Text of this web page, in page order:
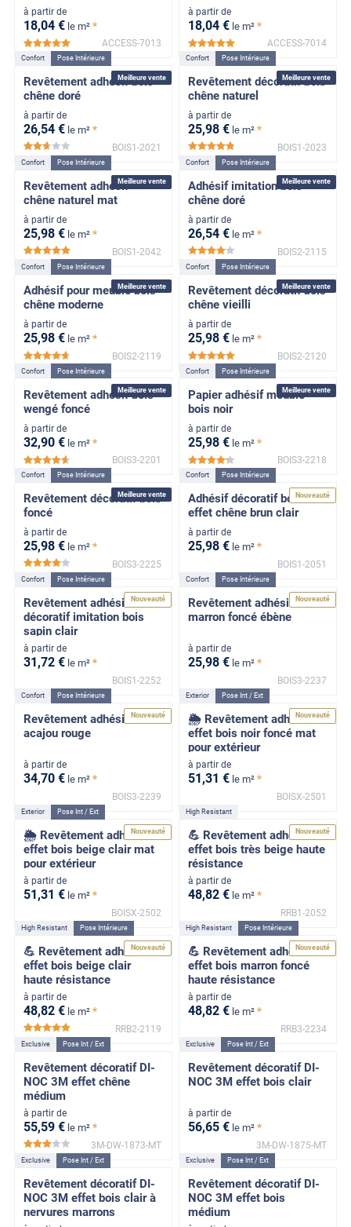
à partir de
18,04 € le m² *
*****
ACCESS-7013
à partir de
18,04 € le m² *
ACCESS-7014
Meilleure vente
Confort Pose Intérieure
Revêtement adhésif bois
chêne doré
à partir de
26,54 € le m² *
*****
BOIS1-2021
Meilleure vente
Confort Pose Intérieure
Revêtement décoratif bois
chêne naturel
à partir de
25,98 € le m² *
BOIS1-2023
Meilleure vente
Confort Pose Intérieure
Revêtement adhésif
chêne naturel mat
à partir de
25,98 € le m² *
*****
BOIS1-2042
Meilleure vente
Confort Pose Intérieure
Adhésif imitation bois
chêne doré
à partir de
26,54 € le m² *
*****
BOIS2-2115
Meilleure vente
Confort Pose Intérieure
Adhésif pour meuble bois
chêne moderne
à partir de
25,98 € le m² *
*****
BOIS2-2119
Meilleure vente
Confort Pose Intérieure
Revêtement décoratif bois
chêne vieilli
à partir de
25,98 € le m² *
BOIS2-2120
Meilleure vente
Confort Pose Intérieure
Revêtement adhésif bois
wengé foncé
à partir de
32,90 € le m² *
*****
BOIS3-2201
Meilleure vente
Confort Pose Intérieure
Papier adhésif meuble
bois noir
à partir de
25,98 € le m² *
*****
BOIS3-2218
Meilleure vente
Confort Pose Intérieure
Revêtement décoratif bois
foncé
à partir de
25,98 € le m² *
*****
BOIS3-2225
Nouveauté
Confort Pose Intérieure
Adhésif décoratif bois
effet chêne brun clair
à partir de
25,98 € le m² *
BOIS1-2051
Nouveauté
Confort Pose Intérieure
Revêtement adhésif
décoratif imitation bois
sapin clair
à partir de
31 ,72 € le m² *
BOIS1-2252
Nouveauté
Confort Pose Intérieure
Revêtement adhésif bois
marron foncé ébène
à partir de
25,98 € le m² *
BOIS3-2237
Nouveauté
Confort Pose Intérieure
Revêtement adhésif bois
acajou rouge
à partir de
34,70 € le m² *
BOIS3-2239
Nouveauté
Exterior Pose Int / Ext
🌦️ Revêtement adhésif
effet bois noir foncé mat
pour extérieur
à partir de
51 ,31 € le m² *
BOISX-2501
Nouveauté
Exterior Pose Int / Ext
🌦️ Revêtement adhésif
effet bois beige clair mat
pour extérieur
à partir de
51 ,31 € le m² *
BOISX-2502
Nouveauté
High Resistant
💪 Revêtement adhésif
effet bois très beige haute
résistance
à partir de
48,82 € le m² *
RRB1-2052
Nouveauté
High Resistant Pose Intérieure
💪 Revêtement adhésif
effet bois beige clair
haute résistance
à partir de
48,82 € le m² *
RRB2-2119
Nouveauté
High Resistant Pose Intérieure
💪 Revêtement adhésif
effet bois marron foncé
haute résistance
à partir de
48,82 € le m² *
RRB3-2234
Exclusive Pose Int / Ext
Revêtement décoratif DI-
NOC 3M effet chêne
médium
à partir de
55,59 € le m² *
*****
3M-DW-1873-MT
Exclusive Pose Int / Ext
Revêtement décoratif DI-
NOC 3M effet bois clair
à partir de
56,65 € le m² *
3M-DW-1875-MT
Exclusive Pose Int / Ext
Revêtement décoratif DI-
NOC 3M effet bois clair à
nervures marrons
Exclusive Pose Int / Ext
Revêtement décoratif DI-
NOC 3M effet bois
médium